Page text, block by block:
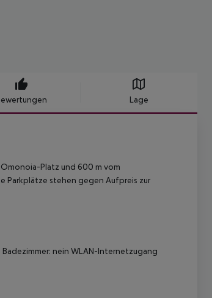
Lage
Platz und 600 m vom
Parkplätze stehen gegen Aufpreis zur
nein WLAN-Internetzugang